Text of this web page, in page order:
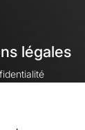
légales